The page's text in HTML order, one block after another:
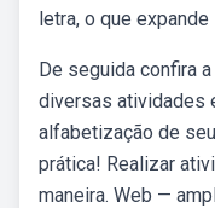
letra, o que
De seguida confira
diversas atividades
alfabetização de
prática! Realizar
maneira. Web —